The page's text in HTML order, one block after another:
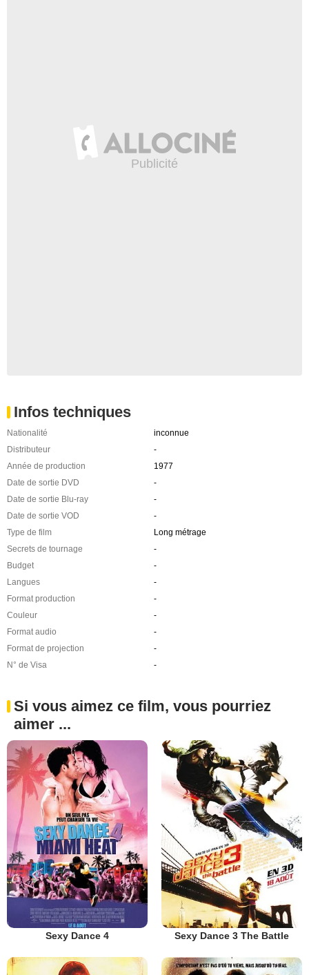
Infos techniques
Nationalité
inconnue
Distributeur
-
Année de production
1977
Date de sortie DVD
-
Date de sortie Blu-ray
-
Date de sortie VOD
-
Type de film
Long métrage
Secrets de tournage
-
Budget
-
Langues
-
Format production
-
Couleur
-
Format audio
-
Format de projection
-
N° de Visa
-
Si vous aimez ce film, vous pourriez
aimer ...
Sexy Dance 4 Sexy Dance 3 The Battle